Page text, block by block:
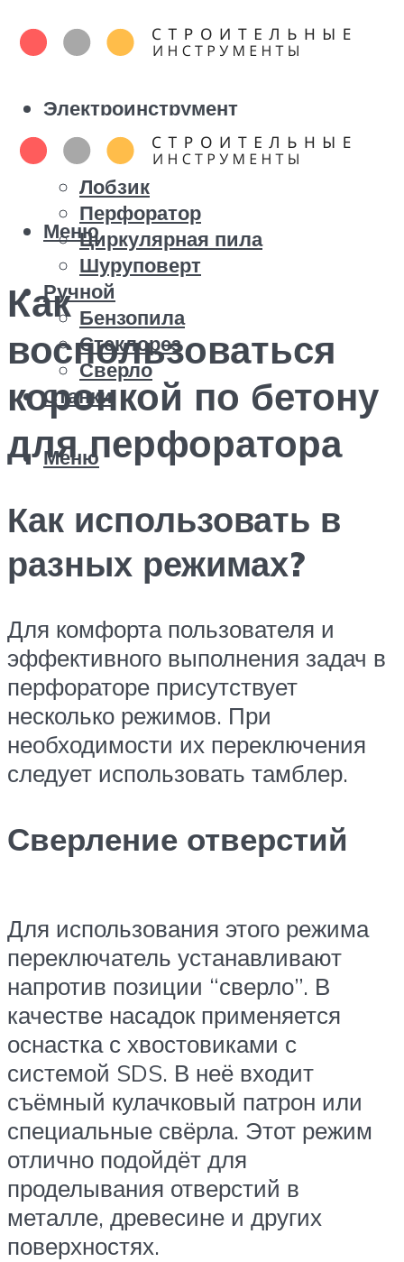
Электроинструмент
Болгарка
Дрель
Лобзик
Перфоратор
Циркулярная пила
Шуруповерт
Ручной
Бензопила
Стеклорез
Сверло
Станки
Меню
Меню
Как
воспользоваться
коронкой по бетону
для перфоратора
Как использовать в
разных режимах?
Для комфорта пользователя и
эффективного выполнения задач в
перфораторе присутствует
несколько режимов. При
необходимости их переключения
следует использовать тамблер.
Сверление отверстий
Для использования этого режима
переключатель устанавливают
напротив позиции “сверло”. В
качестве насадок применяется
оснастка с хвостовиками с
системой SDS. В неё входит
съёмный кулачковый патрон или
специальные свёрла. Этот режим
отлично подойдёт для
проделывания отверстий в
металле, древесине и других
поверхностях.